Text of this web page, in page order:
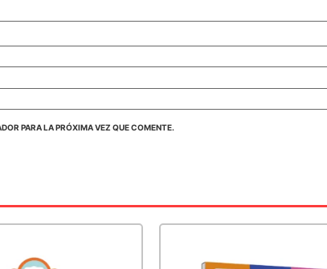
PARA LA PRÓXIMA VEZ QUE COMENTE.